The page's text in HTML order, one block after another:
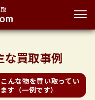
な買取事例
こんな物を買い取ってい
ます（一例です）